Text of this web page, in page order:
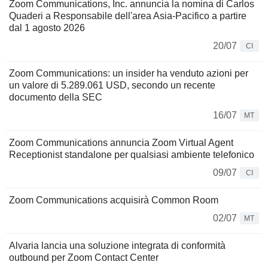
Zoom Communications, Inc. annuncia la nomina di Carlos
Quaderi a Responsabile dell'area Asia-Pacifico a partire
dal 1 agosto 2026
20/07
CI
Zoom Communications: un insider ha venduto azioni per
un valore di 5.289.061 USD, secondo un recente
documento della SEC
16/07
MT
Zoom Communications annuncia Zoom Virtual Agent
Receptionist standalone per qualsiasi ambiente telefonico
09/07
CI
Zoom Communications acquisirà Common Room
02/07
MT
Alvaria lancia una soluzione integrata di conformità
outbound per Zoom Contact Center